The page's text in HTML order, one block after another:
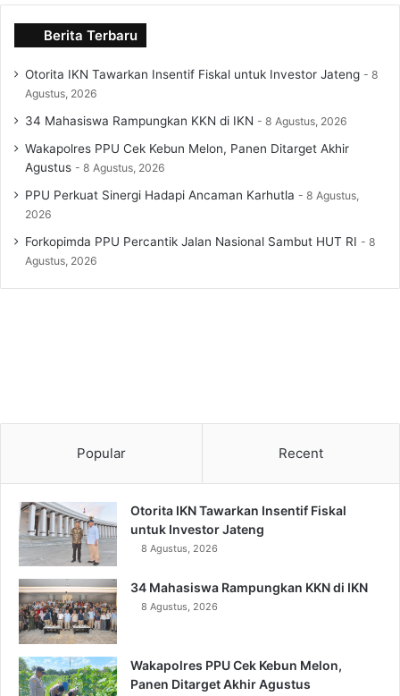
Berita Terbaru
Otorita IKN Tawarkan Insentif Fiskal untuk Investor Jateng
8
Agustus, 2026
34 Mahasiswa Rampungkan KKN di IKN 8 Agustus, 2026
Wakapolres PPU Cek Kebun Melon, Panen Ditarget Akhir
Agustus
8 Agustus, 2026
PPU Perkuat Sinergi Hadapi Ancaman Karhutla
8 Agustus,
2026
Forkopimda PPU Percantik Jalan Nasional Sambut HUT RI
8
Agustus, 2026
Popular Recent
Otorita IKN Tawarkan Insentif Fiskal
untuk Investor Jateng
8 Agustus, 2026
34 Mahasiswa Rampungkan KKN di IKN
8 Agustus, 2026
Wakapolres PPU Cek Kebun Melon,
Panen Ditarget Akhir Agustus